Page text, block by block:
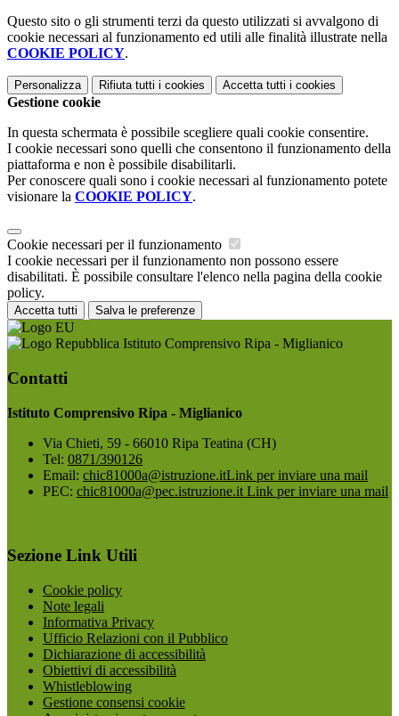
Questo sito o gli strumenti terzi da questo utilizzati si avvalgono di
cookie necessari al funzionamento ed utili alle finalità illustrate nella
COOKIE POLICY.
Personalizza Rifiuta tutti i cookies Accetta tutti i cookies
Gestione cookie
In questa schermata è possibile scegliere quali cookie consentire.
I cookie necessari sono quelli che consentono il funzionamento della
piattaforma e non è possibile disabilitarli.
Per conoscere quali sono i cookie necessari al funzionamento potete
visionare la COOKIE POLICY.
Cookie necessari per il funzionamento
I cookie necessari per il funzionamento non possono essere
disabilitati. È possibile consultare l'elenco nella pagina della cookie
policy.
Accetta tutti Salva le preferenze
Istituto Comprensivo Ripa - Miglianico
Contatti
Istituto Comprensivo Ripa - Miglianico
Via Chieti, 59 - 66010 Ripa Teatina (CH)
Tel: 0871/390126
Email: chic81000a@istruzione.itLink per inviare una mail
PEC: chic81000a@pec.istruzione.it Link per inviare una mail
Sezione Link Utili
Cookie policy
Note legali
Informativa Privacy
Ufficio Relazioni con il Pubblico
Dichiarazione di accessibilità
Obiettivi di accessibilità
Whistleblowing
Gestione consensi cookie